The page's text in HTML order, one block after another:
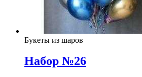
Букеты из шаров
Набор №26